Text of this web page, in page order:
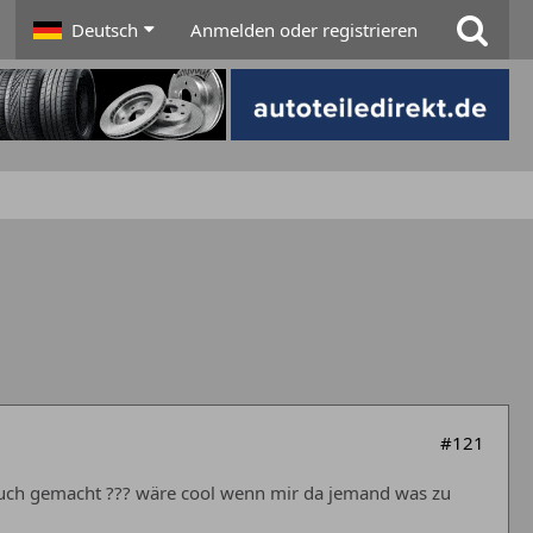
Deutsch Anmelden oder registrieren
#121
gemacht ??? wäre cool wenn mir da jemand was zu